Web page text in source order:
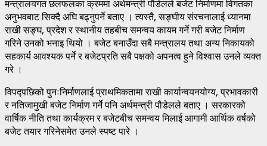
मन्त्रालयगत छलफलका क्रममा अर्थमन्त्री पौडेलले बजेट निर्माणमा विगतका
अनुभवबाट सिक्दै अघि बढ्नुपर्ने बताए । त्यस्तै, सङ्घीय संरचनालाई ध्यानमा
राखी सङ्घ, प्रदेश र स्थानीय तहबीच समन्वय कायम गर्ने गरी बजेट निर्माण
गरिने उनको भनाइ थियो । बजेट बनाउँदा सबै मन्त्रालय तथा अन्य निकायको
सहकार्य आवश्यक पर्ने र बजेटप्रति सबै पक्षको अपनत्व हुने विश्वास उनले व्यक्त
गरे ।
विपद्पछिको पुनःनिर्माणलाई प्राथमिकतामा राखी कार्यान्वयनयोग्य, प्रभावकारी
र नतिजामुखी बजेट निर्माण गर्ने पनि अर्थमन्त्री पौडेलले बताए । सरकारको
वार्षिक नीति तथा कार्यक्रम र बजेटबीच समन्वय मिलाई आगामी आर्थिक वर्षको
बजेट तयार गरिनेसमेत उनले स्पष्ट पारे ।